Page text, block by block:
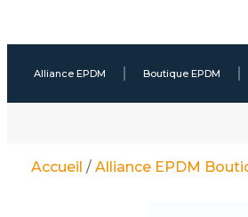
Alliance EPDM Boutique EPDM
Accueil / Alliance EPDM